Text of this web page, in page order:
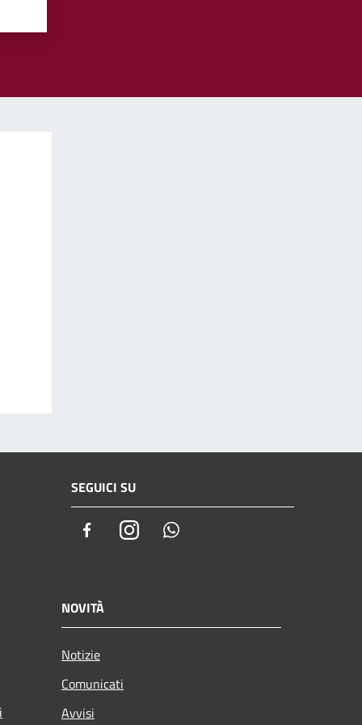
SEGUICI SU
FacebookInstagram
NOVITÀ
Notizie
Comunicati
Avvisi